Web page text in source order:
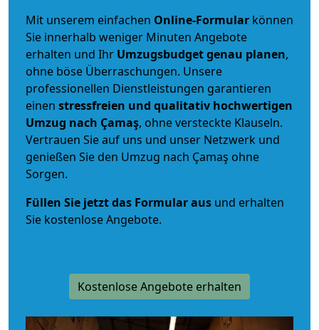
Mit unserem einfachen Online-Formular können
Sie innerhalb weniger Minuten Angebote
erhalten und Ihr Umzugsbudgetgenau planen,
ohne böse Überraschungen. Unsere
professionellen Dienstleistungen garantieren
einen stressfreien und qualitativ hochwertigen
Umzug nach Çamaş, ohne versteckte Klauseln.
Vertrauen Sie auf uns und unser Netzwerk und
genießen Sie den Umzug nach Çamaş ohne
Sorgen.
Füllen Sie jetzt das Formular aus und erhalten
Sie kostenlose Angebote.
Kostenlose Angebote erhalten